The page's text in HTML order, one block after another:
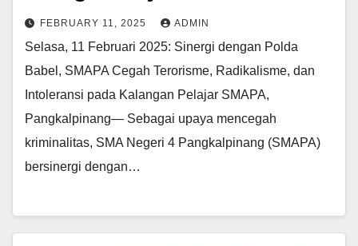
FEBRUARY 11, 2025 ADMIN
Selasa, 11 Februari 2025: Sinergi dengan Polda
Babel, SMAPA Cegah Terorisme, Radikalisme, dan
Intoleransi pada Kalangan Pelajar SMAPA,
Pangkalpinang— Sebagai upaya mencegah
kriminalitas, SMA Negeri 4 Pangkalpinang (SMAPA)
bersinergi dengan…